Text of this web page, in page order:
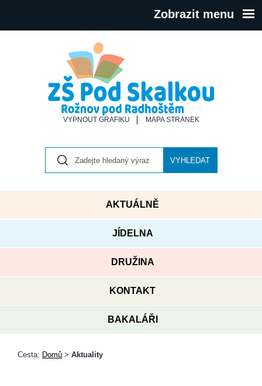
Zobrazit menu
VYPNOUT GRAFIKU MAPA STRÁNEK
VYHLEDAT
AKTUÁLNĚ
JÍDELNA
DRUŽINA
KONTAKT
BAKALÁŘI
Cesta: Domů > Aktuality